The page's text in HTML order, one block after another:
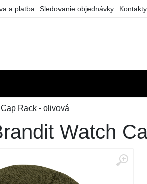
a platba Sledovanie objednávky Kontakty
Rack - olivová
Watch